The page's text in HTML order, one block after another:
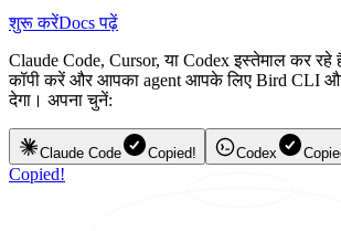
शुरू करेंDocs पढ़ें
Claude Code, Cursor, या Codex इस्तेमाल कर रहे
कॉपी करें और आपका agent आपके लिए Bird CLI
देगा। अपना चुनें:
Claude Code Copied! Codex
Copied!